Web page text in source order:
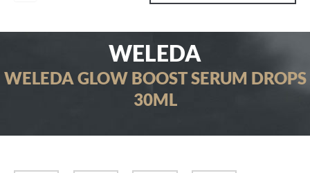
DRINKEN
SUPPLEMENTEN
WELEDA
WELEDA GLOW BOOST SERUM DROPS
30ML